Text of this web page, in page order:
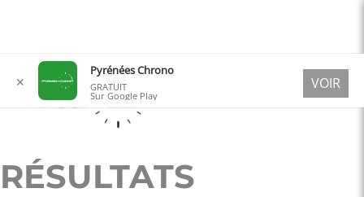
contenu
RÉSULTATS
✕
Pyrénées Chrono
GRATUIT
Sur Google Play
VOIR